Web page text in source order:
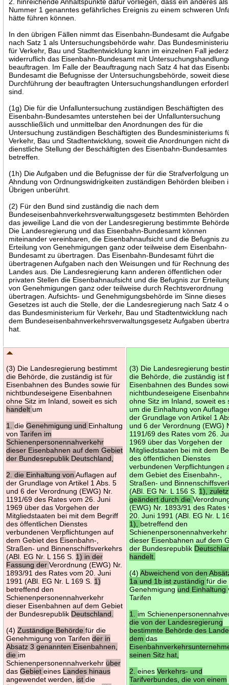
Nummer 1 genanntes gefährliches Ereignis zu einem schweren
hätte führen können.
In den übrigen Fällen nimmt das Eisenbahn-Bundesamt die
nach Satz 1 als Untersuchungsbehörde wahr. Das
für Verkehr, Bau und Stadtentwicklung kann im einzelnen Fall
widerruflich das Eisenbahn-Bundesamt mit
beauftragen. Im Falle der Beauftragung nach Satz 4 hat das
Bundesamt die Befugnisse der Untersuchungsbehörde, soweit
Durchführung der beauftragten Untersuchungshandlungen
sind.
(1g) Die für die Unfalluntersuchung zuständigen Beschäftigten des
Eisenbahn-Bundesamtes unterstehen bei der Unfalluntersuchung
ausschließlich und unmittelbar den Anordnungen des für die
Untersuchung zuständigen Beschäftigten des Bundesministeriums
Verkehr, Bau und Stadtentwicklung, soweit die Anordnungen nicht
dienstliche Stellung der Beschäftigten des Eisenbahn-Bundesamtes
betreffen.
(1h) Die Aufgaben und die Befugnisse der für die Strafverfolgung
Ahndung von Ordnungswidrigkeiten zuständigen Behörden bleiben
Übrigen unberührt.
(2) Für den Bund sind zuständig die nach dem
Bundeseisenbahnverkehrsverwaltungsgesetz bestimmten
das jeweilige Land die von der Landesregierung bestimmte
Die Landesregierung und das Eisenbahn-Bundesamt können
miteinander vereinbaren, die Eisenbahnaufsicht und die Befugnis
Erteilung von Genehmigungen ganz oder teilweise dem Eisenbahn-
Bundesamt zu übertragen. Das Eisenbahn-Bundesamt führt die
übertragenen Aufgaben nach den Weisungen und für Rechnung
Landes aus. Die Landesregierung kann anderen öffentlichen oder
privaten Stellen die Eisenbahnaufsicht und die Befugnis zur
von Genehmigungen ganz oder teilweise durch Rechtsverordnung
übertragen. Aufsichts- und Genehmigungsbehörde im Sinne dieses
Gesetzes ist auch die Stelle, der die Landesregierung nach Satz 4
das Bundesministerium für Verkehr, Bau und Stadtentwicklung nach
dem Bundeseisenbahnverkehrsverwaltungsgesetz Aufgaben
hat.
(3) Die Landesregierung bestimmt
die Behörde, die zuständig ist für
Eisenbahnen des Bundes sowie für
nichtbundeseigene Eisenbahnen
ohne Sitz im Inland, soweit es sich
handeltum
1.dieGenehmigung und Einhaltung
vonTarifen im
Schienenpersonennahverkehr
dieser Eisenbahnen auf dem Gebiet
der Bundesrepublik Deutschland,
2. die Einhaltung vonAuflagen auf
der Grundlage von Artikel 1 Abs. 5
und 6 der Verordnung (EWG) Nr.
1191/69 des Rates vom 26. Juni
1969 über das Vorgehen der
Mitgliedstaaten bei mit dem Begriff
des öffentlichen Dienstes
verbundenen Verpflichtungen auf
dem Gebiet des Eisenbahn-,
Straßen- und Binnenschiffsverkehrs
(ABl. EG Nr. L 156 S. 1) in der
Fassung derVerordnung (EWG) Nr.
1893/91 des Rates vom 20. Juni
1991 (ABl. EG Nr. L 169 S. 1)
betreffend den
Schienenpersonennahverkehr
dieser Eisenbahnen auf dem Gebiet
der Bundesrepublik Deutschland.
(4)Zuständige Behördefür die
Genehmigung von Tarifender in
Absatz 3 genannten Eisenbahnen,
die im
Schienenpersonennahverkehr über
dasGebieteines Landes hinaus
angewendet werden, istdie
(3) Die Landesregierung
die Behörde, die zuständig ist
Eisenbahnen des Bundes
nichtbundeseigene
ohne Sitz im Inland, soweit es
um die Einhaltung von
der Grundlage von Artikel 1
und 6 der Verordnung (EWG)
1191/69 des Rates vom 26.
1969 über das Vorgehen der
Mitgliedstaaten bei mit dem
des öffentlichen Dienstes
verbundenen Verpflichtungen
dem Gebiet des Eisenbahn-,
Straßen- und
(ABl. EG Nr. L 156 S. 1),
geändert durch die
(EWG) Nr. 1893/91 des Rates
20. Juni 1991 (ABl. EG Nr. L
1), betreffend den
Schienenpersonennahverkehr
dieser Eisenbahnen auf dem
der Bundesrepublik
handelt.
(4)Abweichend von den
1a und 1b ist zuständigfür die
Genehmigung und Einhaltung
Tarifen
1. im
die von der Landesregierung
bestimmte Behörde des
demdas
seinen Sitz hat,
2.einesVerkehrs- und
Tarifverbundes, die von einem